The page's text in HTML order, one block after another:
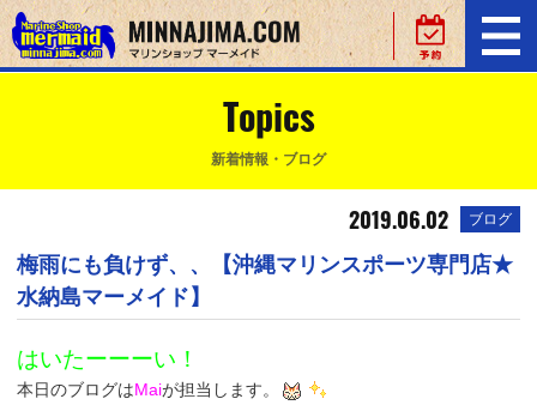
Topics
新着情報・ブログ
2019.06.02 ブログ
梅雨にも負けず、、【沖縄マリンスポーツ専門店★
水納島マーメイド】
はいたーーーい！
本日のブログはMaiが担当します。